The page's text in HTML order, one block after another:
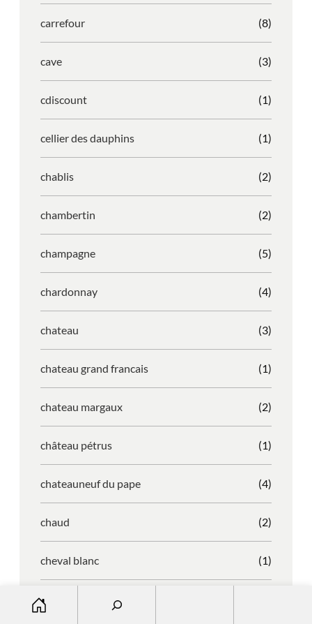
carrefour (8)
cave (3)
cdiscount (1)
cellier des dauphins (1)
chablis (2)
chambertin (2)
champagne (5)
chardonnay (4)
chateau (3)
chateau grand francais (1)
chateau margaux (2)
château pétrus (1)
chateauneuf du pape (4)
chaud (2)
cheval blanc (1)
chianti